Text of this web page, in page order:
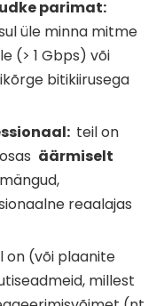
parimat:
üle minna mitme
(> 1 Gbps) või
bitikiirusega
teil on
äärmiselt
reaalajas
on (või plaanite
millest